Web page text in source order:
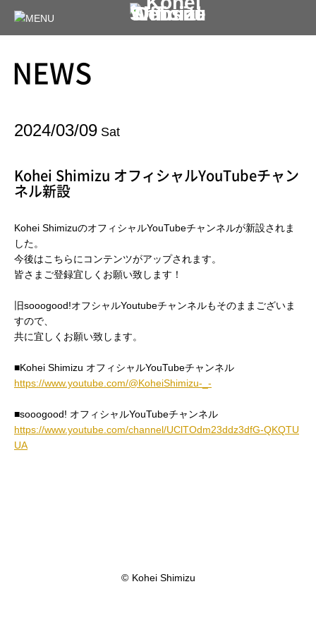
NEWS
2024/03/09 Sat
Kohei Shimizu オフィシャルYouTubeチャン
ネル新設
Kohei ShimizuのオフィシャルYouTubeチャンネルが新設されま
した。
今後はこちらにコンテンツがアップされます。
皆さまご登録宜しくお願い致します！
旧sooogood!オフシャルYoutubeチャンネルもそのままございま
すので、
共に宜しくお願い致します。
■Kohei Shimizu オフィシャルYouTubeチャンネル
https://www.youtube.com/@KoheiShimizu-_-
■sooogood! オフィシャルYouTubeチャンネル
https://www.youtube.com/channel/UClTOdm23ddz3dfG-QKQTU
UA
© Kohei Shimizu